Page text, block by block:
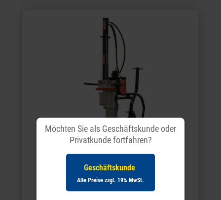
Forsttechnik
Möchten Sie als Geschäftskunde oder
Privatkunde fortfahren?
Geschäftskunde
Alle Preise zzgl. 19% MwSt.